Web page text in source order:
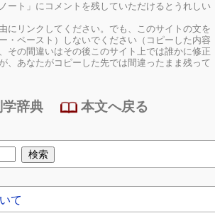
ート」にコメントを残していただけるとうれしい
にリンクしてください。でも、このサイトの文を
・ペースト）しないでください（コピーした内容
その間違いはその後このサイト上では誰かに修正
、あなたがコピーした先では間違ったまま残って
学辞典 本文へ戻る
て